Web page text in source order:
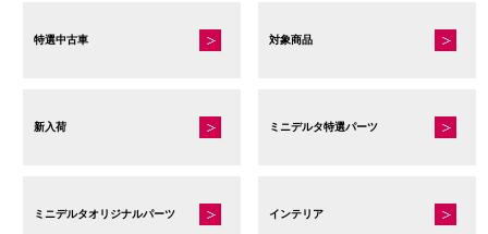
ョ
ジ
特選中古車 対象商品
新入荷 ミニデルタ特選パーツ
ミニデルタオリジナルパーツ インテリア